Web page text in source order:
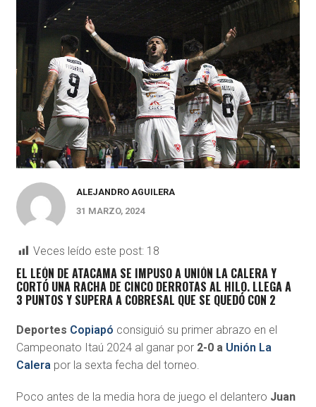
ALEJANDRO AGUILERA
31 MARZO, 2024
Veces leído este post: 18
EL LEÓN DE ATACAMA SE IMPUSO A UNIÓN LA CALERA Y
CORTÓ UNA RACHA DE CINCO DERROTAS AL HILO. LLEGA A
3 PUNTOS Y SUPERA A COBRESAL QUE SE QUEDÓ CON 2
Deportes Copiapó consiguió su primer abrazo en el
Campeonato Itaú 2024 al ganar por 2-0 a Unión La
Calerapor la sexta fecha del torneo.
Poco antes de la media hora de juego el delantero Juan